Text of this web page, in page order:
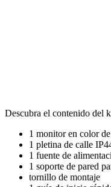
Descubra el contenido del
1 monitor en color
1 pletina de calle
1 fuente de
1 soporte de pared
tornillo de montaje